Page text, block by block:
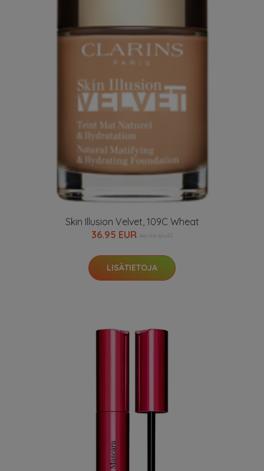
Skin Illusion Velvet, 109C Wheat
36.95 EUR
LISÄTIETOJA